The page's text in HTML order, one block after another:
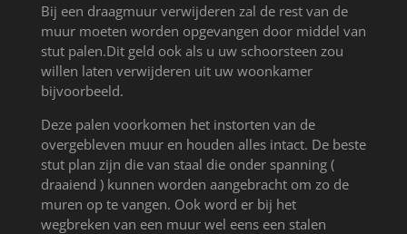
Bij een draagmuur verwijderen zal de rest van de
muur moeten worden opgevangen door middel van
stut palen.Dit geld ook als u uw schoorsteen zou
willen laten verwijderen uit uw woonkamer
bijvoorbeeld.
Deze palen voorkomen het instorten van de
overgebleven muur en houden alles intact. De beste
stut plan zijn die van staal die onder spanning (
draaiend ) kunnen worden aangebracht om zo de
muren op te vangen. Ook word er bij het
wegbreken van een muur wel eens een stalen